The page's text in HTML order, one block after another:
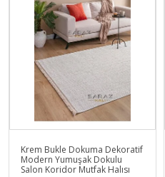
Krem Bukle Dokuma Dekoratif
Modern Yumuşak Dokulu
Salon Koridor Mutfak Halısı